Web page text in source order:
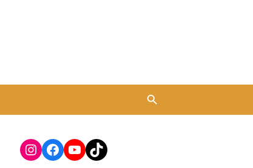
Instagram
Facebook
YouTube
TikTok